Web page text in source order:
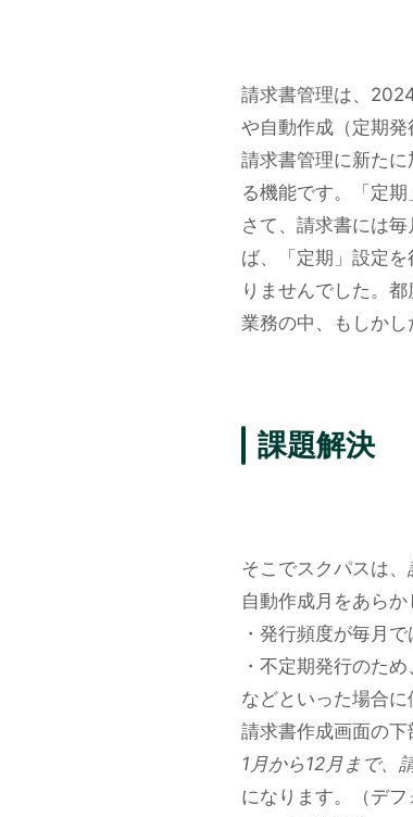
請求書管理は、
や自動作成（定期発
請求書管理に新た
る機能です。「定
さて、請求書には
ば、「定期」設定
りませんでした。
業務の中、もしかし
課題解決
そこでスクパスは、
自動作成月をあら
・発行頻度が毎月
・不定期発行のた
などといった場合に
請求書作成画面の下
1月から12月まで、
になります。（デフ